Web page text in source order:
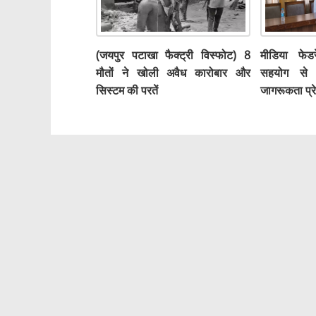
(जयपुर पटाखा फैक्ट्री विस्फोट) 8
मौतों ने खोली अवैध कारोबार और
सिस्टम की परतें
मीडिया
सहयोग से
जागरूकता